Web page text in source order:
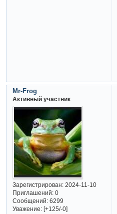
Mr-Frog
Активный участник
Зарегистрирован: 2024-11-10
Приглашений:0
Сообщений:6299
Уважение: [+125/-0]